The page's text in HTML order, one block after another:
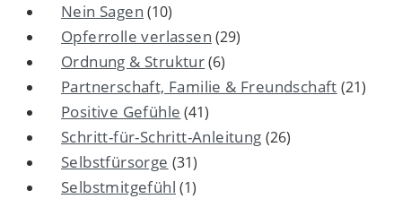
Nein Sagen (10)
Opferrolle verlassen (29)
Ordnung & Struktur(6)
Partnerschaft, Familie & Freundschaft (21)
Positive Gefühle (41)
Schritt-für-Schritt-Anleitung (26)
Selbstfürsorge (31)
Selbstmitgefühl (1)